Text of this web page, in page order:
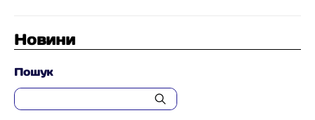
Новини
Пошук